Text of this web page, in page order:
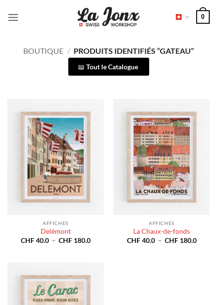
0
BOUTIQUE / PRODUITS IDENTIFIÉS “GATEAU”
Tout le Catalogue
AFFICHES
Delémont
CHF40.0 – CHF180.0Plage
AFFICHES
La Chaux-de-fonds
CHF40.0 – CHF180.0Plage